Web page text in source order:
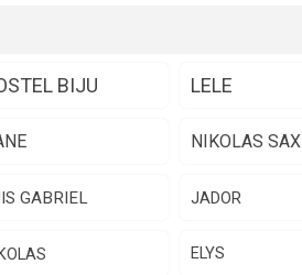
BIJU LELE
NIKOLAS SAX
GABRIEL JADOR
ELYS